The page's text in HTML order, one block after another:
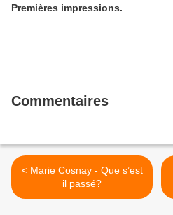
Premières impressions.
Commentaires
< Marie Cosnay - Que s’est
il passé?